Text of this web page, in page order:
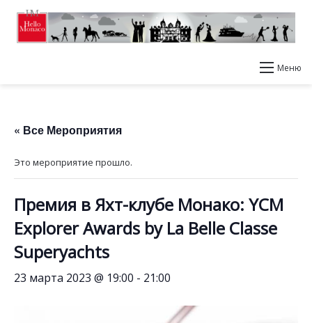
Меню
« Все Мероприятия
Это мероприятие прошло.
Премия в Яхт-клубе Монако: YCM
Explorer Awards by La Belle Classe
Superyachts
23 марта 2023 @ 19:00 - 21:00